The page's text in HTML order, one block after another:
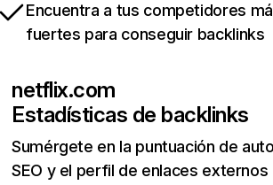
Encuentra a tus competidores
fuertes para conseguir backlinks
netflix.com
Estadísticas de backlinks
Sumérgete en la puntuación de
SEO y el perfil de enlaces externos